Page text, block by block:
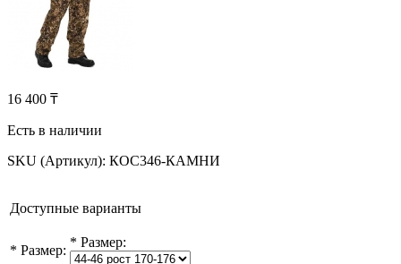
16 400 ₸
Есть в наличии
SKU (Артикул): КОС346-КАМНИ
Доступные варианты
* Размер:
* Размер: